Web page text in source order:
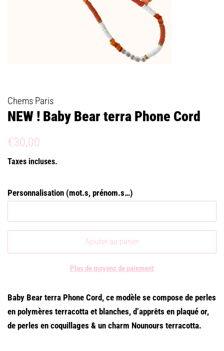
Chems Paris
NEW ! Baby Bear terra Phone Cord
Prix
€30,00
Taxes incluses.
Personnalisation (mot.s, prénom.s…)
Ajouter au panier
Plus de moyens de paiement
Baby Bear terra Phone Cord, ce modèle se compose de perles
en polymères terracotta et blanches, d’apprêts en plaqué or,
de perles en coquillages & un charm Nounours terracotta.